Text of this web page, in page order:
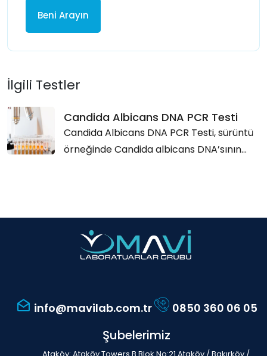
Beni Arayın
İlgili Testler
Candida Albicans DNA PCR Testi
Candida Albicans DNA PCR Testi, sürüntü
örneğinde Candida albicans DNA’sının...
info@mavilab.com.tr 0850 360 06 05
Şubelerimiz
Ataköy: Ataköy Towers B Blok No:21 Ataköy / Bakırköy /